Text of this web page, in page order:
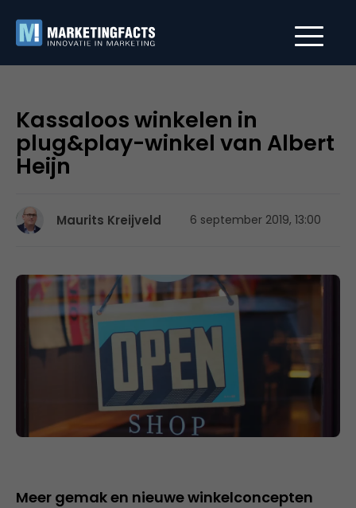
Kassaloos winkelen in
plug&play-winkel van Albert
Heijn
Maurits Kreijveld 6 september 2019, 13:00
Meer gemak en nieuwe winkelconcepten